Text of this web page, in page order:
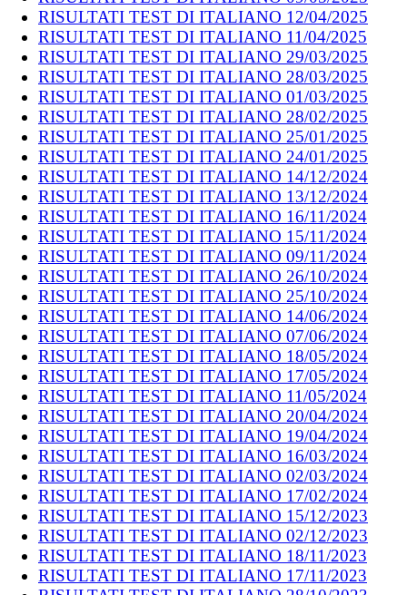
RISULTATI TEST DI ITALIANO 12/04/2025
RISULTATI TEST DI ITALIANO 11/04/2025
RISULTATI TEST DI ITALIANO 29/03/2025
RISULTATI TEST DI ITALIANO 28/03/2025
RISULTATI TEST DI ITALIANO 01/03/2025
RISULTATI TEST DI ITALIANO 28/02/2025
RISULTATI TEST DI ITALIANO 25/01/2025
RISULTATI TEST DI ITALIANO 24/01/2025
RISULTATI TEST DI ITALIANO 14/12/2024
RISULTATI TEST DI ITALIANO 13/12/2024
RISULTATI TEST DI ITALIANO 16/11/2024
RISULTATI TEST DI ITALIANO 15/11/2024
RISULTATI TEST DI ITALIANO 09/11/2024
RISULTATI TEST DI ITALIANO 26/10/2024
RISULTATI TEST DI ITALIANO 25/10/2024
RISULTATI TEST DI ITALIANO 14/06/2024
RISULTATI TEST DI ITALIANO 07/06/2024
RISULTATI TEST DI ITALIANO 18/05/2024
RISULTATI TEST DI ITALIANO 17/05/2024
RISULTATI TEST DI ITALIANO 11/05/2024
RISULTATI TEST DI ITALIANO 20/04/2024
RISULTATI TEST DI ITALIANO 19/04/2024
RISULTATI TEST DI ITALIANO 16/03/2024
RISULTATI TEST DI ITALIANO 02/03/2024
RISULTATI TEST DI ITALIANO 17/02/2024
RISULTATI TEST DI ITALIANO 15/12/2023
RISULTATI TEST DI ITALIANO 02/12/2023
RISULTATI TEST DI ITALIANO 18/11/2023
RISULTATI TEST DI ITALIANO 17/11/2023